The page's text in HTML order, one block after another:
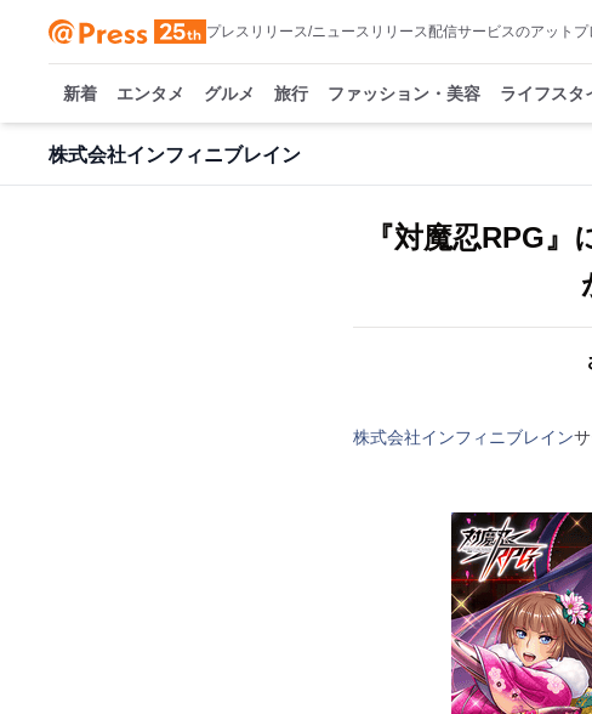
プレスリリース/ニュースリリース配信サービスのアットプ
新着 エンタメ グルメ 旅行 ファッション・美容 ライフスタ
株式会社インフィニブレイン
『対魔忍RPG
株式会社インフィニブレイン